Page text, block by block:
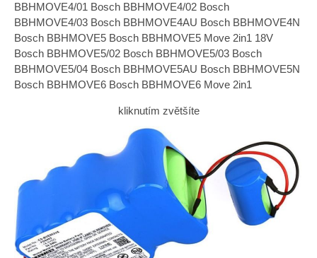
BBHMOVE4/01 Bosch BBHMOVE4/02 Bosch
BBHMOVE4/03 Bosch BBHMOVE4AU Bosch BBHMOVE4N
Bosch BBHMOVE5 Bosch BBHMOVE5 Move 2in1 18V
Bosch BBHMOVE5/02 Bosch BBHMOVE5/03 Bosch
BBHMOVE5/04 Bosch BBHMOVE5AU Bosch BBHMOVE5N
Bosch BBHMOVE6 Bosch BBHMOVE6 Move 2in1
kliknutím zvětšíte